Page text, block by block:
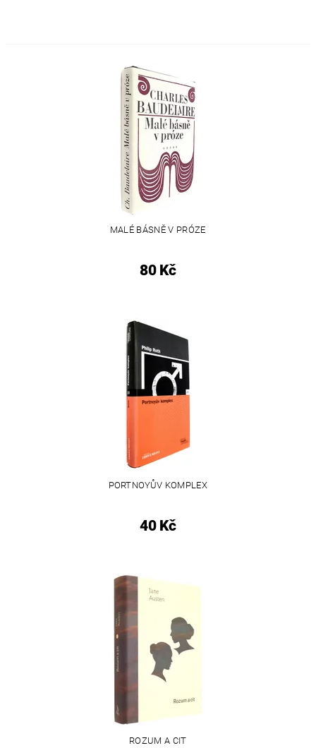
MALÉ BÁSNĚ V PRÓZE
80 Kč
PORTNOYŮV KOMPLEX
40 Kč
ROZUM A CIT